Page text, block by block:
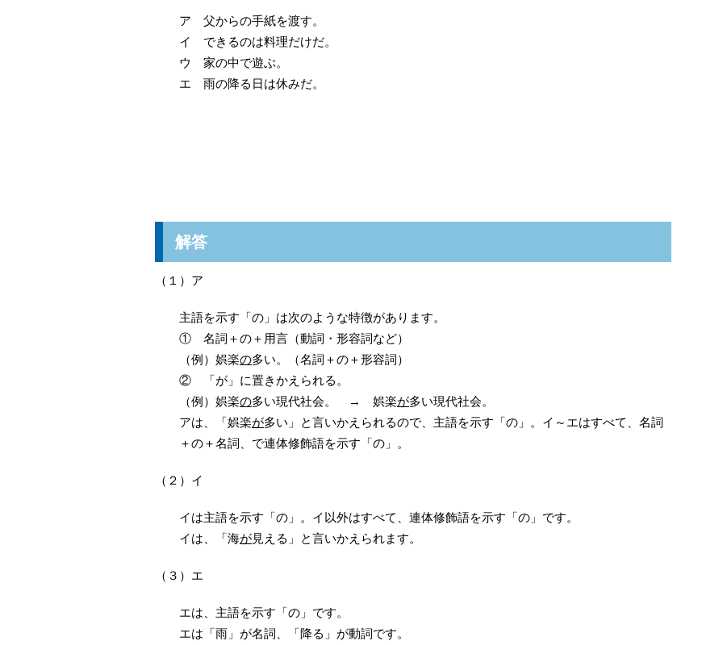
ア 父からの手紙を渡す。
イ できるのは料理だけだ。
ウ 家の中で遊ぶ。
エ 雨の降る日は休みだ。
解答
（１）ア
主語を示す「の」は次のような特徴があります。
① 名詞＋の＋用言（動詞・形容詞など）
（例）娯楽の多い。（名詞＋の＋形容詞）
② 「が」に置きかえられる。
（例）娯楽の多い現代社会。 → 娯楽が多い現代社会。
アは、「娯楽が多い」と言いかえられるので、主語を示す「の」。イ～エはすべて、名詞
＋の＋名詞、で連体修飾語を示す「の」。
（２）イ
イは主語を示す「の」。イ以外はすべて、連体修飾語を示す「の」です。
イは、「海が見える」と言いかえられます。
（３）エ
エは、主語を示す「の」です。
エは「雨」が名詞、「降る」が動詞です。